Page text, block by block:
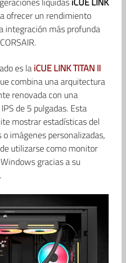
ofrecer un rendimiento
integración más profunda
es laiCUE LINK TITAN II
combina una arquitectura
renovada con una
de 5 pulgadas. Esta
mostrar estadísticas del
imágenes personalizadas,
utilizarse como monitor
gracias a su